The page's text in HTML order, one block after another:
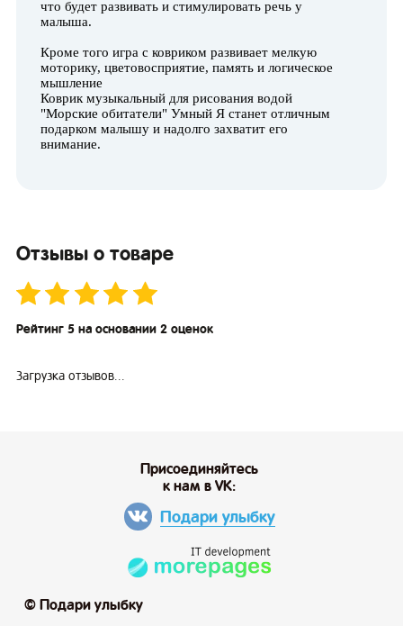
что будет развивать и стимулировать речь у
малыша.
Кроме того игра с ковриком развивает мелкую
моторику, цветовосприятие, память и логическое
мышление
Коврик музыкальный для рисования водой
"Морские обитатели" Умный Я станет отличным
подарком малышу и надолго захватит его
внимание.
Отзывы о товаре
Рейтинг 5 на основании 2 оценок
Загрузка отзывов...
© Подари улыбку
Присоединяйтесь
к нам в VK:
Подари улыбку